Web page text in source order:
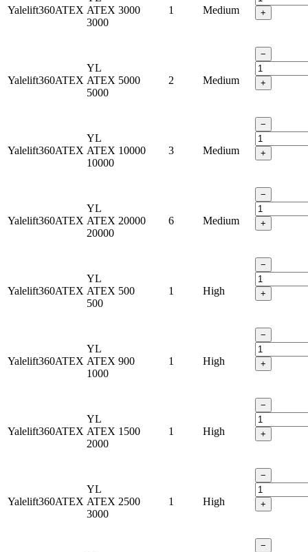
Yalelift360ATEX ATEX
3000
3000 1 Medium +
Yalelift360ATEX
YL
ATEX
5000
5000 2 Medium
−
+
Yalelift360ATEX
YL
ATEX
10000
10000 3 Medium
−
+
Yalelift360ATEX
YL
ATEX
20000
20000 6 Medium
−
+
Yalelift360ATEX
YL
ATEX
500
500 1 High
−
+
Yalelift360ATEX
YL
ATEX
1000
900 1 High
−
+
Yalelift360ATEX
YL
ATEX
2000
1500 1 High
−
+
Yalelift360ATEX
YL
ATEX
3000
2500 1 High
−
+
−